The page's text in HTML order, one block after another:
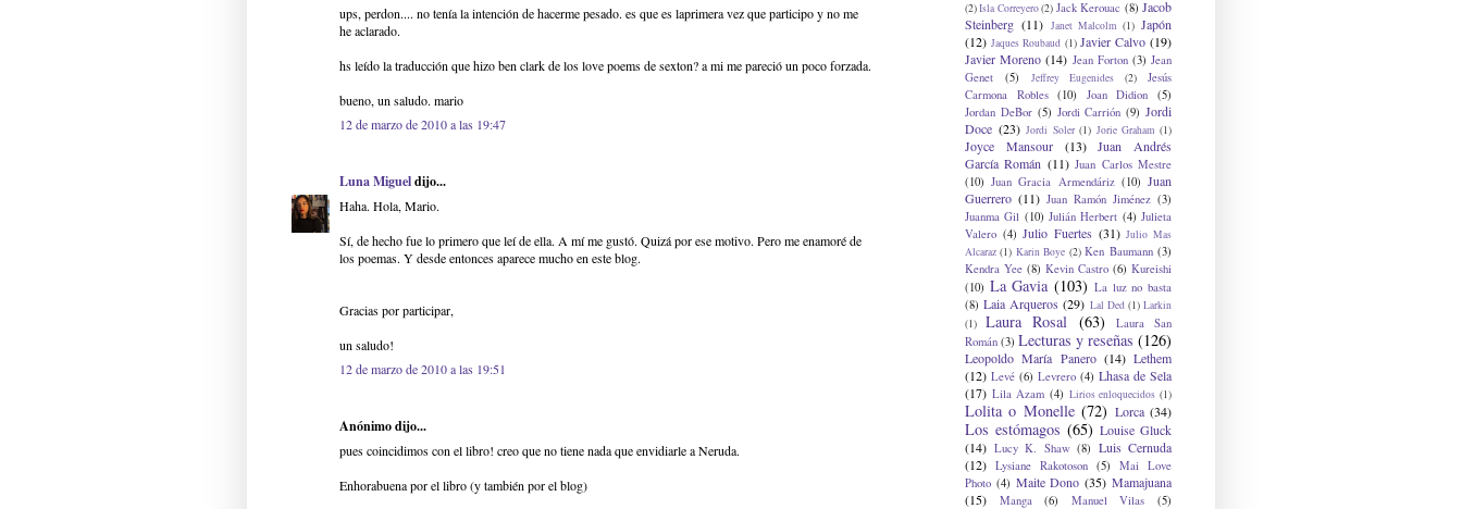
ups, perdon.... no tenía la intención de hacerme pesado. es que es laprimera vez que participo y no me
he aclarado.
hs leído la traducción que hizo ben clark de los love poems de sexton? a mi me pareció un poco forzada.
bueno, un saludo. mario
12 de marzo de 2010 a las 19:47
Luna Migueldijo...
Haha. Hola, Mario.
Sí, de hecho fue lo primero que leí de ella. A mí me gustó. Quizá por ese motivo. Pero me enamoré de
los poemas. Y desde entonces aparece mucho en este blog.
Gracias por participar,
un saludo!
12 de marzo de 2010 a las 19:51
Anónimo dijo...
pues coincidimos con el libro! creo que no tiene nada que envidiarle a Neruda.
Enhorabuena por el libro (y también por el blog)
(2)Isla Correyero(2) Jack Kerouac (8) Jacob
Steinberg (11) Janet Malcolm (1) Japón
(12) Jaques Roubaud (1) Javier Calvo (19)
Javier Moreno (14) Jean Forton (3) Jean
Genet
(5) Jeffrey Eugenides (2)
Jesús
Carmona Robles
(10) Joan Didion
(5)
Jordan DeBor (5) Jordi Carrión (9) Jordi
Doce (23) Jordi Soler (1) Jorie Graham (1)
Joyce Mansour (13)
Juan Andrés
García Román (11) Juan Carlos Mestre
(10) Juan Gracia Armendáriz (10) Juan
Guerrero (11) Juan Ramón Jiménez (3)
Juanma Gil (10) Julián Herbert (4) Julieta
Valero (4) Julio Fuertes (31) Julio Mas
Alcaraz (1) Karin Boye (2) Ken Baumann (3)
Kendra Yee (8) Kevin Castro (6) Kureishi
(10) La Gavia (103) La luz no basta
(8) Laia Arqueros (29) Lal Ded (1) Larkin
(1)
Laura Rosal (63)
Laura San
Román (3) Lecturas y reseñas (126)
Leopoldo María Panero (14) Lethem
(12) Levé (6) Levrero (4) Lhasa de Sela
(17) Lila Azam (4) Lirios enloquecidos (1)
Lolita o Monelle (72) Lorca (34)
Los estómagos (65) Louise Gluck
(14) Lucy K. Shaw (8) Luis Cernuda
(12) Lysiane Rakotoson (5)
Mai Love
Photo (4) Maite Dono (35) Mamajuana
(15)
Manga (6) Manuel Vilas (5)